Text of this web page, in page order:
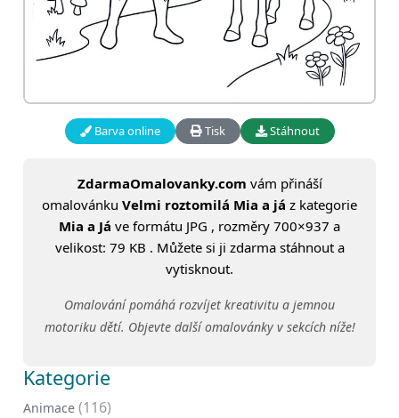
Barva online Tisk Stáhnout
ZdarmaOmalovanky.com vám přináší
omalovánku Velmi roztomilá Mia a já z kategorie
Mia a Já ve formátu JPG , rozměry 700×937 a
velikost: 79 KB . Můžete si ji zdarma stáhnout a
vytisknout.
Omalování pomáhá rozvíjet kreativitu a jemnou
motoriku dětí. Objevte další omalovánky v sekcích níže!
Kategorie
Animace (116)